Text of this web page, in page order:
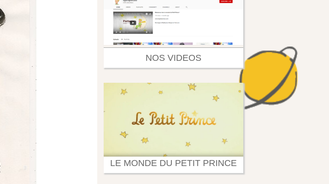
NOS VIDEOS
LE MONDE DU PETIT PRINCE